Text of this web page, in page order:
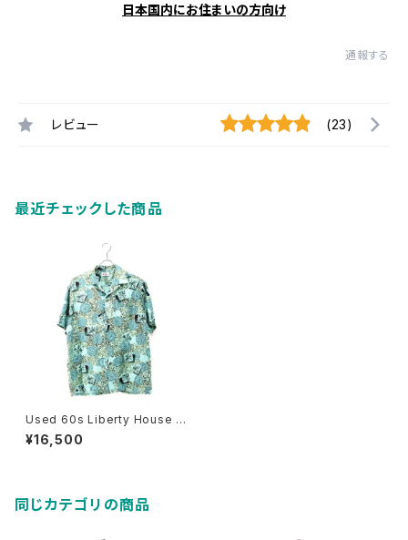
日本国内にお住まいの方向け
通報する
レビュー (23)
最近チェックした商品
Used 60s Liberty House Al
l Over graphic Aloha Shirt
Size L 相当 古着
¥16,500
同じカテゴリの商品